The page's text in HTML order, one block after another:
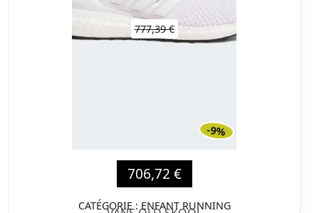
777,39 €
706,72 €
CATÉGORIE : ENFANT RUNNING
-9%